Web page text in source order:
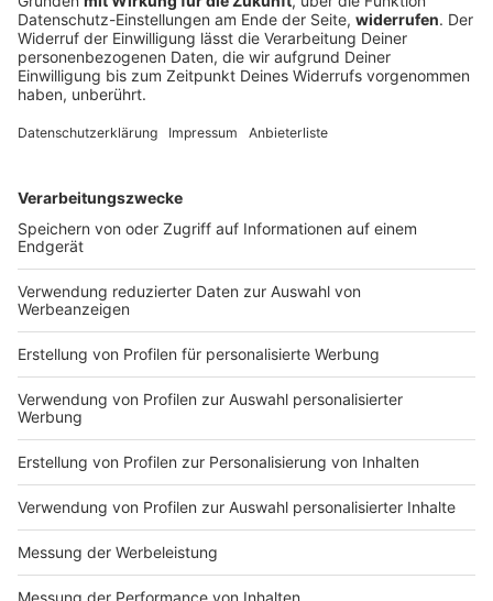
geht es vor allem für Mittelfranken nach oben.
DEINE GEMERKTEN ARTIKEL
Du hast dir noch keine Artikel gemerkt
Markiere sie hierfür mit einem
Impressum Newsletter